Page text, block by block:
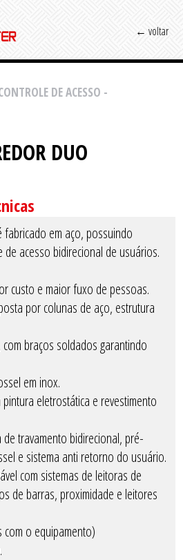
← voltar
DE ACESSO -
DUO
em aço, possuindo
acesso bidirecional de usuários.
custo e maior fuxo de pessoas.
por colunas de aço, estrutura
braços soldados garantindo
em inox.
eletrostática e revestimento
travamento bidirecional, pré-
e sistema anti retorno do usuário.
com sistemas de leitoras de
de barras, proximidade e leitores
o equipamento)